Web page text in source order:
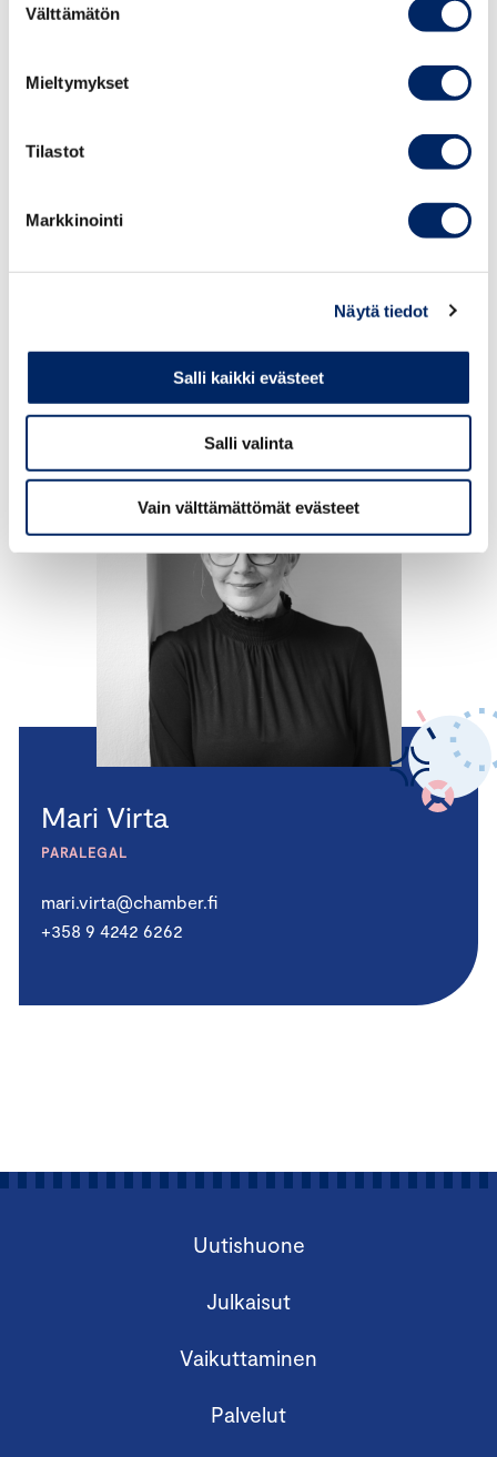
valinta
Välttämätön
Mieltymykset
Tilastot
Markkinointi
Näytä tiedot
Salli kaikki evästeet
Salli valinta
Vain välttämättömät evästeet
Raisa Harju
sähköpostilla.
Mari Virta
PARALEGAL
mari.virta@chamber.fi
+358 9 4242 6262
Uutishuone
Julkaisut
Vaikuttaminen
Palvelut